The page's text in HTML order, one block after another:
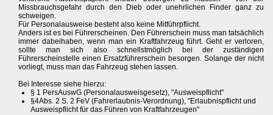
Missbrauchsgefahr durch den Dieb oder unehrlichen Finder ganz zu
schweigen.
Für Personalausweise besteht also keine Mitführpflicht.
Anders ist es bei Führerscheinen. Den Führerschein muss man tatsächlich
immer dabeihaben, wenn man ein Kraftfahrzeug führt. Geht er verloren,
sollte man sich also schnellstmöglich bei der zuständigen
Führerscheinstelle einen Ersatzführerschein besorgen. Solange der nicht
vorliegt, muss man das Fahrzeug stehen lassen.
Bei Interesse siehe hierzu:
§ 1 PersAuswG (Personalausweisgesetz), "Ausweispflicht"
§4Abs. 2 S. 2 FeV (Fahrerlaubnis-Verordnung), "Erlaubnispflicht und
Ausweispflicht für das Führen von Kraftfahrzeugen"